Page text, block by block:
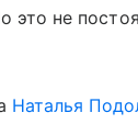
это не
Наталья